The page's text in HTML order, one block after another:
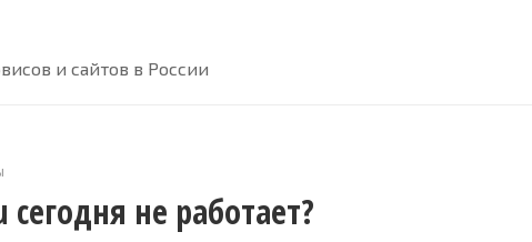
и сайтов в России
не работает?